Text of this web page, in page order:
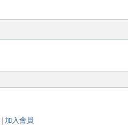
加入會員